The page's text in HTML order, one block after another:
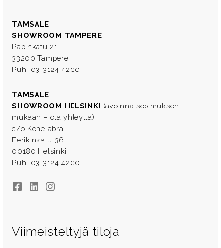
TAMSALE
SHOWROOM TAMPERE
Papinkatu 21
33200 Tampere
Puh. 03-3124 4200
TAMSALE
SHOWROOM HELSINKI (avoinna sopimuksen
mukaan – ota yhteyttä)
c/o Konelabra
Eerikinkatu 36
00180 Helsinki
Puh. 03-3124 4200
FacebookLinkedInInstagram
Viimeisteltyjä tiloja